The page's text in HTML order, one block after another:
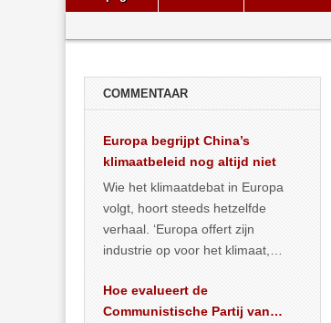
menu
menu
COMMENTAAR
Europa begrijpt China’s
klimaatbeleid nog altijd niet
Wie het klimaatdebat in Europa
volgt, hoort steeds hetzelfde
verhaal. ‘Europa offert zijn
industrie op voor het klimaat,
vergroening… >> lees meer
Hoe evalueert de
Communistische Partij van